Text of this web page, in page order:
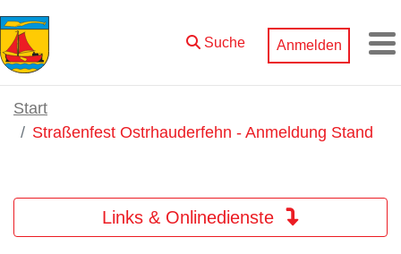
Zum Hauptinhalt springen
Suche
Anmelden
Start
Straßenfest Ostrhauderfehn - Anmeldung Stand
Links & Onlinedienste